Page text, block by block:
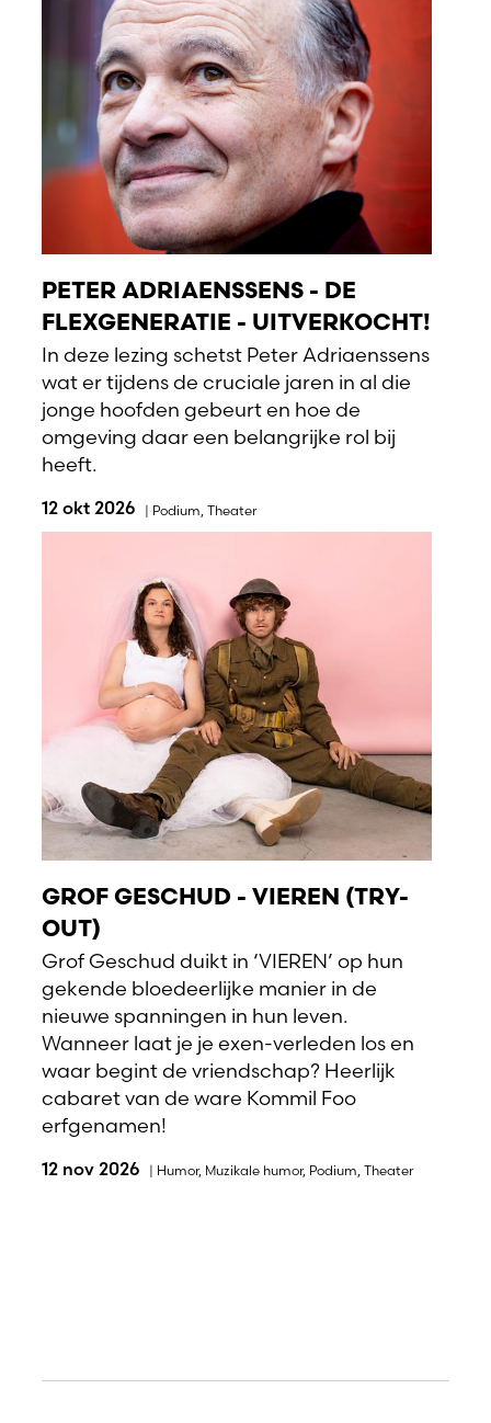
PETER ADRIAENSSENS - DE
FLEXGENERATIE - UITVERKOCHT!
In deze lezing schetst Peter Adriaenssens
wat er tijdens de cruciale jaren in al die
jonge hoofden gebeurt en hoe de
omgeving daar een belangrijke rol bij
heeft.
12 okt 2026 | Podium Theater
GROF GESCHUD - VIEREN (TRY-
OUT)
Grof Geschud duikt in ‘VIEREN’ op hun
gekende bloedeerlijke manier in de
nieuwe spanningen in hun leven.
Wanneer laat je je exen-verleden los en
waar begint de vriendschap? Heerlijk
cabaret van de ware Kommil Foo
erfgenamen!
12 nov 2026 | Humor, Muzikale humor, Podium Theater